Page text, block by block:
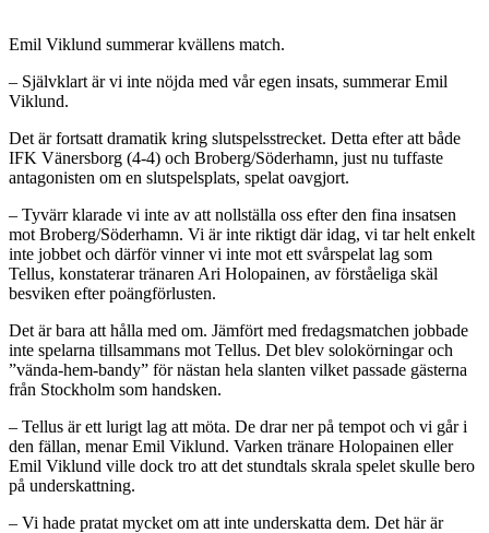
Emil Viklund summerar kvällens match.
– Självklart är vi inte nöjda med vår egen insats, summerar Emil
Viklund.
Det är fortsatt dramatik kring slutspelsstrecket. Detta efter att både
IFK Vänersborg (4-4) och Broberg/Söderhamn, just nu tuffaste
antagonisten om en slutspelsplats, spelat oavgjort.
– Tyvärr klarade vi inte av att nollställa oss efter den fina insatsen
mot Broberg/Söderhamn. Vi är inte riktigt där idag, vi tar helt enkelt
inte jobbet och därför vinner vi inte mot ett svårspelat lag som
Tellus, konstaterar tränaren Ari Holopainen, av förståeliga skäl
besviken efter poängförlusten.
Det är bara att hålla med om. Jämfört med fredagsmatchen jobbade
inte spelarna tillsammans mot Tellus. Det blev solokörningar och
”vända-hem-bandy” för nästan hela slanten vilket passade gästerna
från Stockholm som handsken.
– Tellus är ett lurigt lag att möta. De drar ner på tempot och vi går i
den fällan, menar Emil Viklund. Varken tränare Holopainen eller
Emil Viklund ville dock tro att det stundtals skrala spelet skulle bero
på underskattning.
– Vi hade pratat mycket om att inte underskatta dem. Det här är